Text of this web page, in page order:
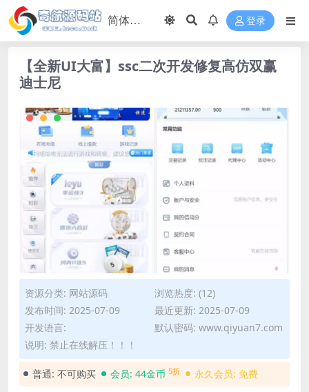
登录
【全新UI大富】ssc二次开发修复高仿双赢
迪士尼
资源分类: 网站源码
浏览热度: (12)
发布时间: 2025-07-09
最近更新: 2025-07-09
开发语言:
默认密码: www.qiyuan7.com
说明: 禁止在线解压！！！
普通: 不可购买 会员: 44金币 5折 永久会员: 免费